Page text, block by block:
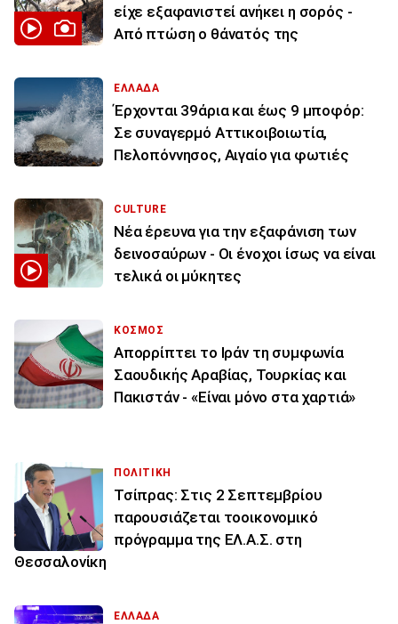
είχε εξαφανιστεί ανήκει η σορός -
Από πτώση ο θάνατός της
ΕΛΛΑΔΑ
Έρχονται 39άρια και έως 9 μποφόρ:
Σε συναγερμό Αττικοιβοιωτία,
Πελοπόννησος, Αιγαίο για φωτιές
CULTURE
Νέα έρευνα για την εξαφάνιση των
δεινοσαύρων - Οι ένοχοι ίσως να είναι
τελικά οι μύκητες
ΚΟΣΜΟΣ
Απορρίπτει το Ιράν τη συμφωνία
Σαουδικής Αραβίας, Τουρκίας και
Πακιστάν - «Είναι μόνο στα χαρτιά»
ΠΟΛΙΤΙΚΗ
Τσίπρας: Στις 2 Σεπτεμβρίου
παρουσιάζεται τοοικονομικό
πρόγραμμα της ΕΛ.Α.Σ. στη
Θεσσαλονίκη
ΕΛΛΑΔΑ